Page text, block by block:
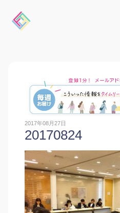
2017年08月27日
20170824